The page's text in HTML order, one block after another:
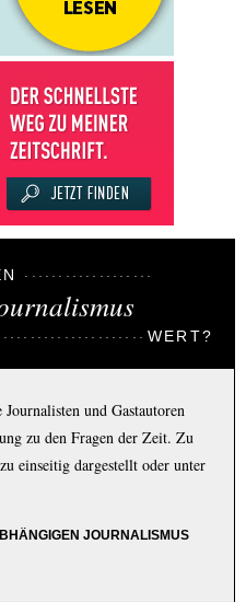
WERT?
und Gastautoren
zu den Fragen der Zeit. Zu
einseitig dargestellt oder unter
JOURNALISMUS